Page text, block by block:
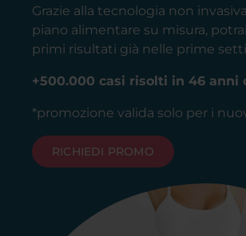
Grazie alla tecnologia non
piano alimentare su misura,
primi risultati già nelle prime
+500.000 casi risolti in 46 anni
*promozione valida solo per i
RICHIEDI PROMO